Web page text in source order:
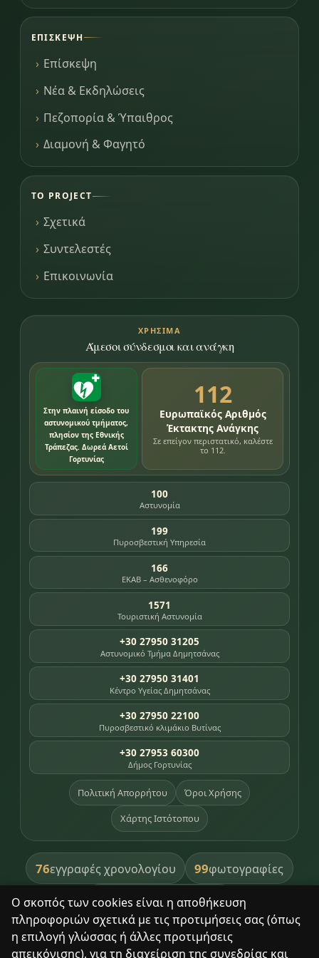
Ο σκοπός των cookies είναι η αποθήκευση
πληροφοριών σχετικά με τις προτιμήσεις σας (όπως
η επιλογή γλώσσας ή άλλες προτιμήσεις
απεικόνισης), για τη διαχείριση της συνεδρίας και
ΕΠΊΣΚΕΨΗ
Επίσκεψη
Νέα & Εκδηλώσεις
Πεζοπορία & Ύπαιθρος
Διαμονή & Φαγητό
ΤΟ PROJECT
Σχετικά
Συντελεστές
Επικοινωνία
ΧΡΉΣΙΜΑ
Άμεσοι σύνδεσμοι και ανάγκη
Στην πλαινή είσοδο του
αστυνομικού τμήματος,
πλησίον της Εθνικής
Τράπεζας. Δωρεά Αετοί
Γορτυνίας
112
Ευρωπαϊκός Αριθμός
Έκτακτης Ανάγκης
Σε επείγον περιστατικό, καλέστε
το 112.
100
Αστυνομία
199
Πυροσβεστική Υπηρεσία
166
ΕΚΑΒ – Ασθενοφόρο
1571
Τουριστική Αστυνομία
+30 27950 31205
Αστυνομικό Τμήμα Δημητσάνας
+30 27950 31401
Κέντρο Υγείας Δημητσάνας
+30 27950 22100
Πυροσβεστικό κλιμάκιο Βυτίνας
+30 27953 60300
Δήμος Γορτυνίας
Πολιτική Απορρήτου Όροι Χρήσης
Χάρτης Ιστότοπου
76εγγραφές χρονολογίου 99φωτογραφίες
391βιβλία βιβλιοθήκης
8σημεία κληρονομιάς